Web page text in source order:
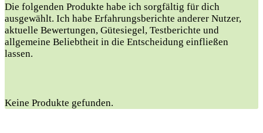
Die folgenden Produkte habe ich sorgfältig für dich
ausgewählt. Ich habe Erfahrungsberichte anderer Nutzer,
aktuelle Bewertungen, Gütesiegel, Testberichte und
allgemeine Beliebtheit in die Entscheidung einfließen
lassen.
Keine Produkte gefunden.